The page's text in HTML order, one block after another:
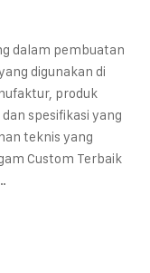
dalam pembuatan
digunakan di
produk
spesifikasi yang
teknis yang
Custom Terbaik